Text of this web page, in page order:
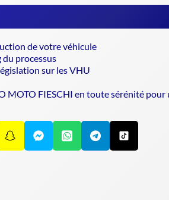
de votre véhicule
processus
sur les VHU
MOTO FIESCHI en toute sérénité pour